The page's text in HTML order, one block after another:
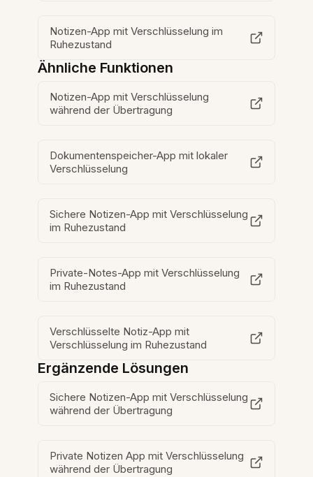
Notizen-App mit Verschlüsselung im
Ruhezustand
Ähnliche Funktionen
Notizen-App mit Verschlüsselung
während der Übertragung
Dokumentenspeicher-App mit lokaler
Verschlüsselung
Sichere Notizen-App mit Verschlüsselung
im Ruhezustand
Private-Notes-App mit Verschlüsselung
im Ruhezustand
Verschlüsselte Notiz-App mit
Verschlüsselung im Ruhezustand
Ergänzende Lösungen
Sichere Notizen-App mit Verschlüsselung
während der Übertragung
Private Notizen App mit Verschlüsselung
während der Übertragung